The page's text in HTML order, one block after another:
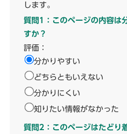
します。
質問1：このページの内容は
すか？
評価：
分かりやすい
どちらともいえない
分かりにくい
知りたい情報がなかった
質問2：このページはたどり